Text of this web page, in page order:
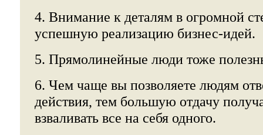
4. Внимание к деталям в огромной
успешную реализацию бизнес-идей.
5. Прямолинейные люди тоже
6. Чем чаще вы позволяете людям
действия, тем большую отдачу
взваливать все на себя одного.